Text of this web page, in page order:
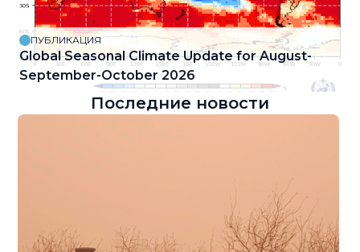
ПУБЛИКАЦИЯ
Global Seasonal Climate Update for August-
September-October 2026
Последние новости